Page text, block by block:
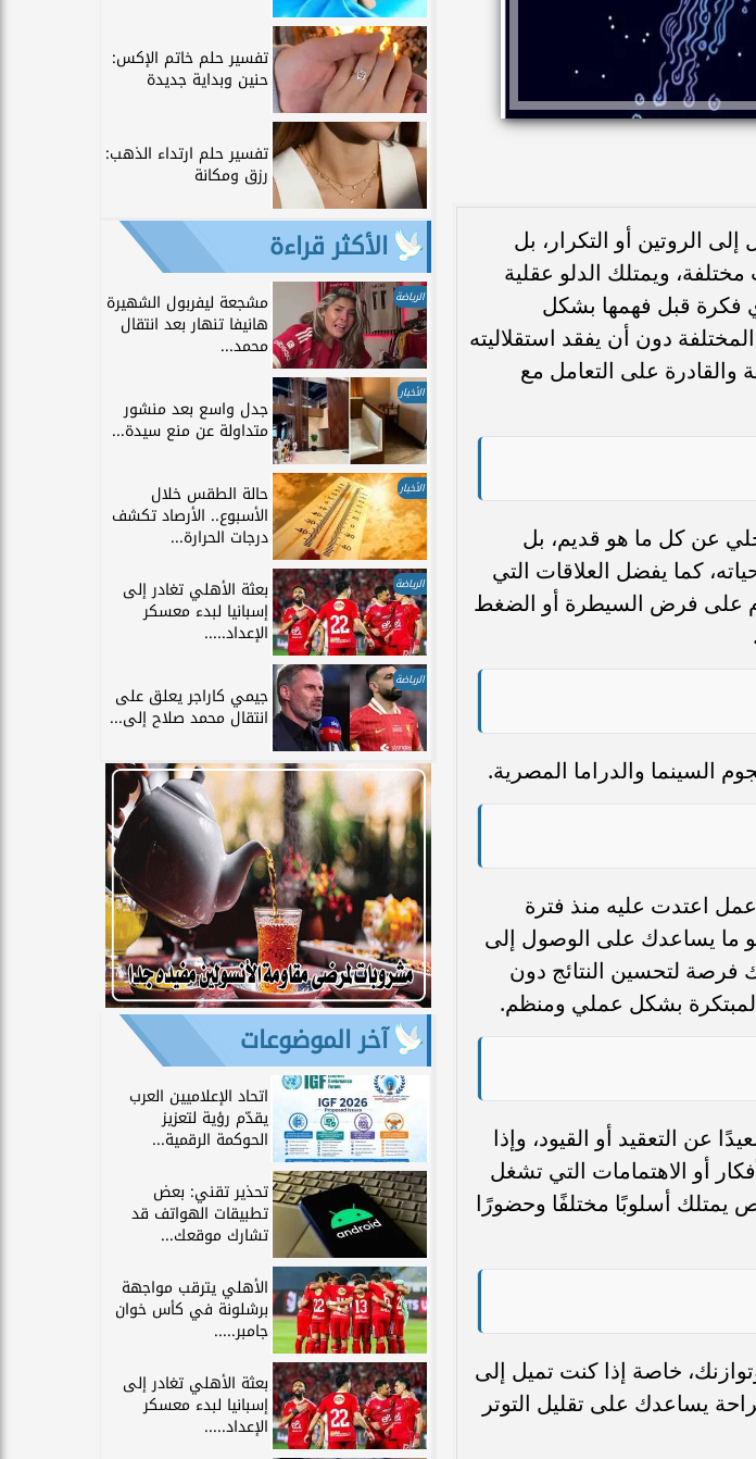
الروتين أو التكرار، بل
ويمتلك الدلو عقلية
فكرة قبل فهمها بشكل
دون أن يفقد استقلاليته
على التعامل مع
أن التغيير لا يعني التخلي عن كل ما هو قديم، بل
كما يفضل العلاقات التي
على فرض السيطرة أو الضغط
السينما والدراما المصرية.
اعتدت عليه منذ فترة
ما يساعدك على الوصول إلى
فرصة لتحسين النتائج دون
بشكل عملي ومنظم.
عن التعقيد أو القيود، وإذا
أو الاهتمامات التي تشغل
يمتلك أسلوبًا مختلفًا وحضورًا
خاصة إذا كنت تميل إلى
يساعدك على تقليل التوتر
تفسير حلم خاتم الإكس:
حنين وبداية جديدة
تفسير حلم ارتداء الذهب:
رزق ومكانة
الأكثر قراءة
الرياضة مشجعة ليفربول الشهيرة
هانيفا تنهار بعد انتقال
محمد...
الأخبار
جدل واسع بعد منشور
متداولة عن منع سيدة...
الأخبار حالة الطقس خلال
الأسبوع.. الأرصاد تكشف
درجات الحرارة...
الرياضة بعثة الأهلي تغادر إلى
إسبانيا لبدء معسكر
الإعداد.....
الرياضة
جيمي كاراجر يعلق على
انتقال محمد صلاح إلى...
آخر الموضوعات
اتحاد الإعلاميين العرب
يقدّم رؤية لتعزيز
الحوكمة الرقمية...
تحذير تقني: بعض
تطبيقات الهواتف قد
تشارك موقعك...
الأهلي يترقب مواجهة
برشلونة في كأس خوان
جامبر.....
بعثة الأهلي تغادر إلى
إسبانيا لبدء معسكر
الإعداد.....